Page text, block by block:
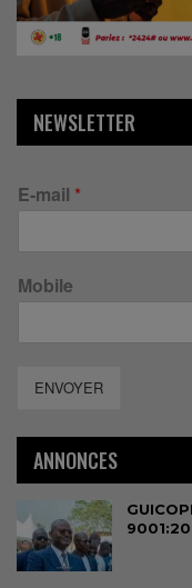
NEWSLETTER
E-mail *
Mobile
ENVOYER
ANNONCES